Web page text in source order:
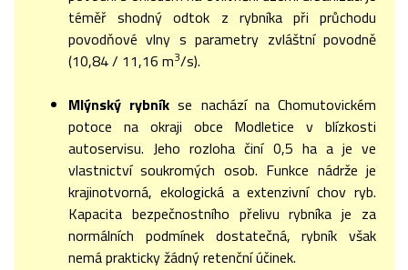
téměř shodný odtok z rybníka při průchodu
povodňové vlny s parametry zvláštní povodně
(10,84 / 11,16 m3/s).
Mlýnský rybník se nachází na Chomutovickém
potoce na okraji obce Modletice v blízkosti
autoservisu. Jeho rozloha činí 0,5 ha a je ve
vlastnictví soukromých osob. Funkce nádrže je
krajinotvorná, ekologická a extenzivní chov ryb.
Kapacita bezpečnostního přelivu rybníka je za
normálních podmínek dostatečná, rybník však
nemá prakticky žádný retenční účinek.